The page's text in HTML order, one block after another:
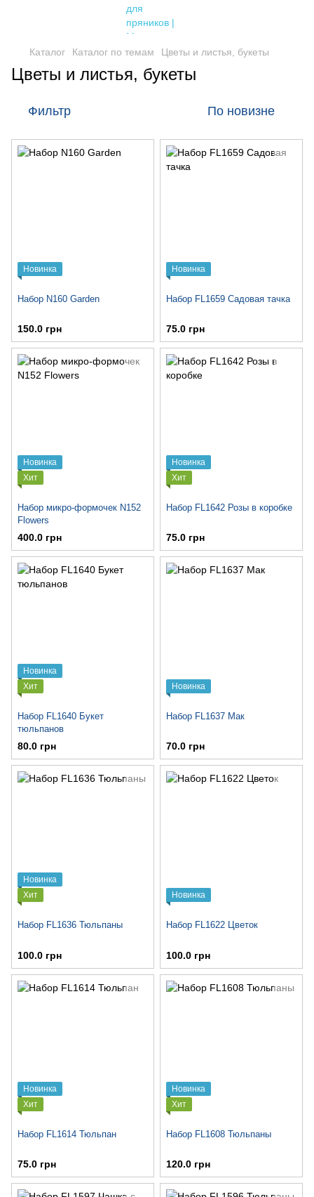
Каталог Каталог по темам Цветы и листья, букеты
Цветы и листья, букеты
Фильтр По новизне
Новинка
Набор N160 Garden
150.0 грн
Новинка
Набор FL1659 Садовая тачка
75.0 грн
Новинка
Хит
Набор микро-формочек N152
Flowers
400.0 грн
Новинка
Хит
Набор FL1642 Розы в коробке
75.0 грн
Новинка
Хит
Набор FL1640 Букет
тюльпанов
80.0 грн
Новинка
Набор FL1637 Мак
70.0 грн
Новинка
Хит
Набор FL1636 Тюльпаны
100.0 грн
Новинка
Набор FL1622 Цветок
100.0 грн
Новинка
Хит
Набор FL1614 Тюльпан
75.0 грн
Новинка
Хит
Набор FL1608 Тюльпаны
120.0 грн